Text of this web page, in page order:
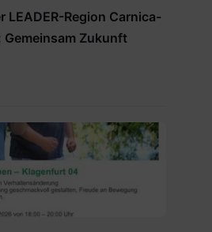
LEADER-Region Carnica-
Zukunft